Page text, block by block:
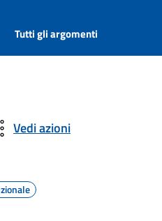
Tutti gli argomenti
Vedi azioni